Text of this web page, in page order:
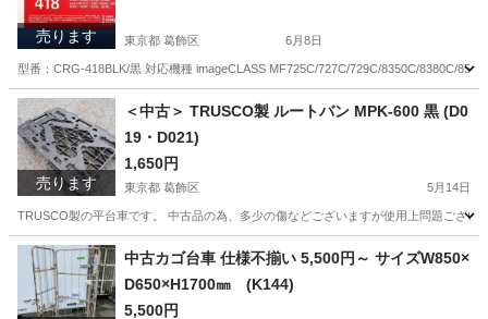
売ります 東京都 葛飾区 6月8日
型番：CRG-418BLK/黒 対応機種 imageCLASS MF725C/727C/729C/8350C/8380C/
東京 葛飾区 プリンター カートリッジ
売ります
＜中古＞ TRUSCO製 ルートバン MPK-600 黒 (D0
19・D021)
1,650円
東京都 葛飾区 5月14日
TRUSCO製の平台車です。 中古品の為、多少の傷などございますが使用上問題ござ
東京 葛飾区 その他 不良品
中古カゴ台車 仕様不揃い 5,500円～ サイズW850×
D650×H1700㎜ (K144)
5,500円